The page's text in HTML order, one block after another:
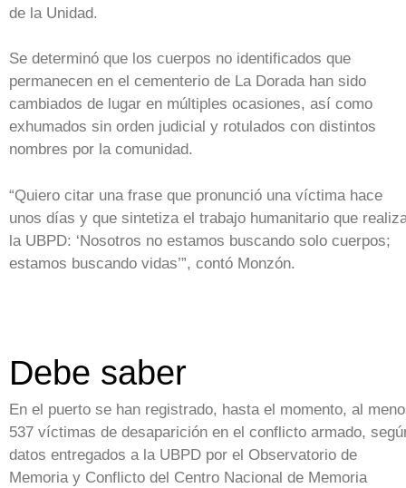
de la Unidad.
Se determinó que los cuerpos no identificados que
permanecen en el cementerio de La Dorada han sido
cambiados de lugar en múltiples ocasiones, así como
exhumados sin orden judicial y rotulados con distintos
nombres por la comunidad.
“Quiero citar una frase que pronunció una víctima hace
unos días y que sintetiza el trabajo humanitario que
la UBPD: ‘Nosotros no estamos buscando solo cuerpos;
estamos buscando vidas’”, contó Monzón.
Debe saber
En el puerto se han registrado, hasta el momento, al
537 víctimas de desaparición en el conflicto armado,
datos entregados a la UBPD por el Observatorio de
Memoria y Conflicto del Centro Nacional de Memoria